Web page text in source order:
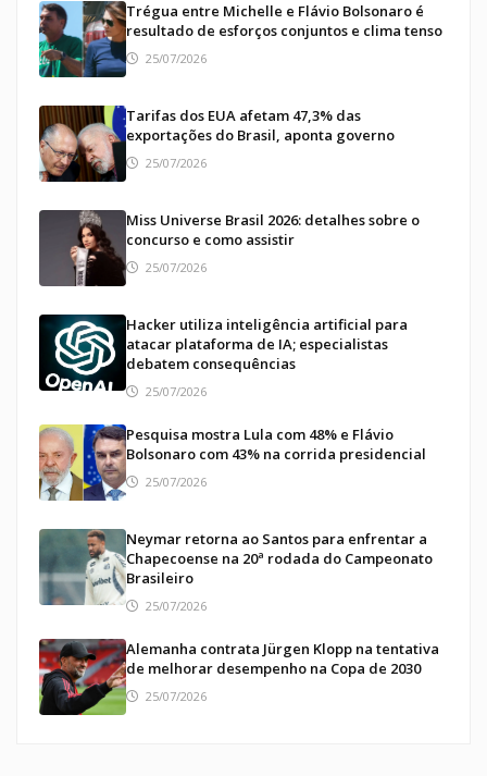
Trégua entre Michelle e Flávio Bolsonaro é
resultado de esforços conjuntos e clima tenso
25/07/2026
Tarifas dos EUA afetam 47,3% das
exportações do Brasil, aponta governo
25/07/2026
Miss Universe Brasil 2026: detalhes sobre o
concurso e como assistir
25/07/2026
Hacker utiliza inteligência artificial para
atacar plataforma de IA; especialistas
debatem consequências
25/07/2026
Pesquisa mostra Lula com 48% e Flávio
Bolsonaro com 43% na corrida presidencial
25/07/2026
Neymar retorna ao Santos para enfrentar a
Chapecoense na 20ª rodada do Campeonato
Brasileiro
25/07/2026
Alemanha contrata Jürgen Klopp na tentativa
de melhorar desempenho na Copa de 2030
25/07/2026